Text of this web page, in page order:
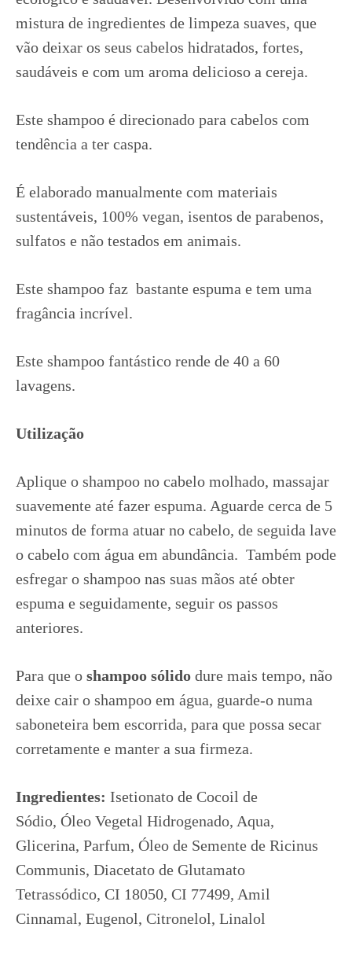
mistura de ingredientes de limpeza suaves, que
vão deixar os seus cabelos hidratados, fortes,
saudáveis e com um aroma delicioso a cereja.
Este shampoo é direcionado para cabelos com
tendência a ter caspa.
É elaborado manualmente com materiais
sustentáveis, 100% vegan, isentos de parabenos,
sulfatos e não testados em animais.
Este shampoo faz bastante espuma e tem uma
fragância incrível.
Este shampoo fantástico rende de 40 a 60
lavagens.
Utilização
Aplique o shampoo no cabelo molhado, massajar
suavemente até fazer espuma. Aguarde cerca de 5
minutos de forma atuar no cabelo, de seguida lave
o cabelo com água em abundância. Também pode
esfregar o shampoo nas suas mãos até obter
espuma e seguidamente, seguir os passos
anteriores.
Para que o shampoo sólido dure mais tempo, não
deixe cair o shampoo em água, guarde-o numa
saboneteira bem escorrida, para que possa secar
corretamente e manter a sua firmeza.
Ingredientes: Isetionato de Cocoil de
Sódio, Óleo Vegetal Hidrogenado, Aqua,
Glicerina, Parfum, Óleo de Semente de Ricinus
Communis, Diacetato de Glutamato
Tetrassódico, CI 18050, CI 77499, Amil
Cinnamal, Eugenol, Citronelol, Linalol